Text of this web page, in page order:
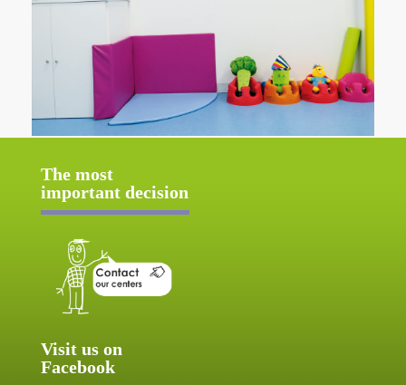
The most
important decision
Visit us on
Facebook